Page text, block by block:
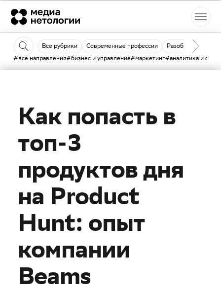
Все рубрики Современные профессии Разобраться
#все направления#бизнес и управление#маркетинг#аналитика и data
Как попасть в
топ-3
продуктов дня
на Product
Hunt: опыт
компании
Beams